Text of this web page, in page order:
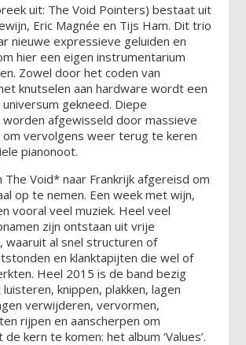
uit: The Void Pointers) bestaat uit
Eric Magnée en Tijs Ham. Dit trio
nieuwe expressieve geluiden en
hier een eigen instrumentarium
Zowel door het coden van
knutselen aan hardware wordt een
gekneed. Diepe
afgewisseld door massieve
om vervolgens weer terug te keren
pianonoot.
The Void* naar Frankrijk afgereisd om
op te nemen. Een week met wijn,
vooral veel muziek. Heel veel
zijn ontstaan uit vrije
waaruit al snel structuren of
en klanktapijten die wel of
Heel 2015 is de band bezig
knippen, plakken, lagen
verwijderen, vervormen,
rijpen en aanscherpen om
kern te komen: het album ‘Values’.